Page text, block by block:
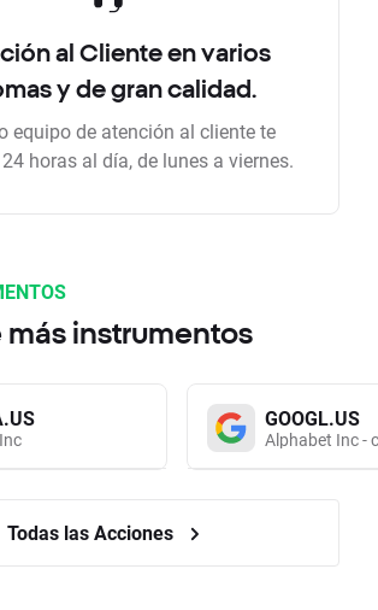
al Cliente en varios
y de gran calidad.
equipo de atención al cliente te
horas al día, de lunes a viernes.
instrumentos
GOOGL.US
Alphabet Inc -
Todas las Acciones